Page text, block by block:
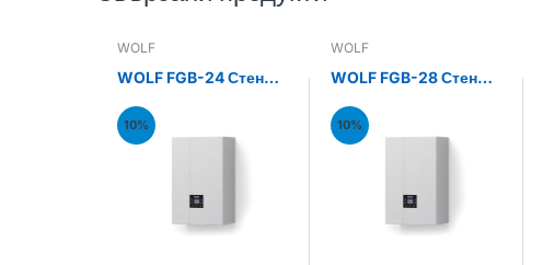
WOLF
WOLF FGB-24 Стенен
котел 24kW
10%
WOLF
WOLF FGB-28 Стенен
котел 28kW
10%